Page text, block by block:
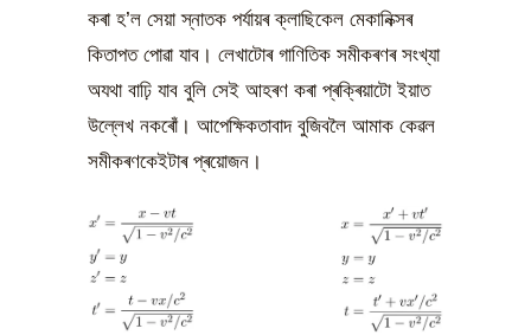
কৰা হ’ল সেয়া স্নাতক পৰ্যায়ৰ ক্লাছিকেল মেকানিক্সৰ
কিতাপত পোৱা যাব। লেখাটোৰ গাণিতিক সমীকৰণৰ সংখ্যা
অযথা বাঢ়ি যাব বুলি সেই আহৰণ কৰা প্ৰক্ৰিয়াটো ইয়াত
উল্লেখ নকৰোঁ। আপেক্ষিকতাবাদ বুজিবলৈ আমাক কেৱল
সমীকৰণকেইটাৰ প্ৰয়োজন।